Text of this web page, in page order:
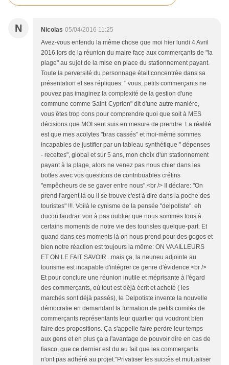
N Nicolas 05/04/2016 11:25
Avez-vous entendu la même chose que moi hier lundi 4 Avril
2016 lors de la réunion du maire face aux commerçants de "la
plage" au sujet de la mise en place du stationnement payant.
Toute la perversité du personnage était concentrée dans sa
présentation et ses répliques. " vous, petits commerçants ne
pouvez pas imaginez la complexité de la gestion d'une
commune comme Saint-Cyprien" dit d'une autre manière,
vous êtes trop cons pour comprendre quoi que soit à MES
décisions que MOI seul suis en mesure de prendre. La réalité
est que mes acolytes "bras cassés" et moi-même sommes
incapables de justifier par un tableau synthétique " dépenses
- recettes", global et sur 5 ans, mon choix d'un stationnement
payant à la plage, alors ne venez pas nous chier dans les
bottes avec vos questions de contribuables crétins
"empêcheurs de se gaver entre nous".<br /> Il déclare: "On
prend l'argent là ou il se trouve c'est à dire dans la poche des
touristes" !!!. Voilà le cynisme de la pensée "delpotiste". eh
ducon faudrait voir à pas oublier que nous sommes tous à
certains moments de notre vie des touristes quelque-part. Et
quand dans ces moments là on nous prend pour des gogos et
bien notre réaction est toujours la même: ON VA AILLEURS
ET ON LE FAIT SAVOIR...mais ça, la neuneu adjointe au
tourisme est incapable d'intégrer ce genre d'évidence.<br />
Et pour conclure une réunion inutile et méprisante à l'égard
des commerçants, où tout est déjà écrit et acheté ( les
marchés sont déjà passés), le Delpotiste invente la nouvelle
démocratie en demandant la formation de petits comités de
commerçants représentants leur quartier qui voudront bien
faire des propositions. Ça s'appelle faire perdre leur temps
aux gens et en plus ça a l'avantage de pouvoir dire en cas de
fiasco, que ce dernier est du au fait que les commerçants
n'ont pas adhéré au projet."Privatiser les succès et mutualiser